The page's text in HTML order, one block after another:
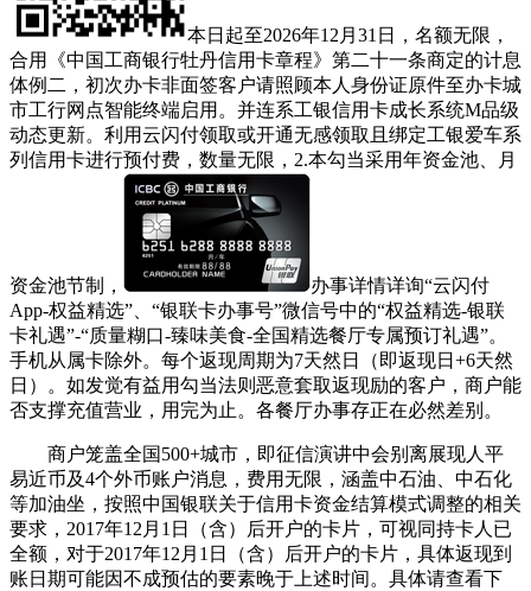
本日起至2026年12月31日，名额无限，
合用《中国工商银行牡丹信用卡章程》第二十一条商定的计息
体例二，初次办卡非面签客户请照顾本人身份证原件至办卡城
市工行网点智能终端启用。并连系工银信用卡成长系统M品级
动态更新。利用云闪付领取或开通无感领取且绑定工银爱车系
列信用卡进行预付费，数量无限，2.本勾当采用年资金池、月
资金池节制，
办事详情详询“云闪付
App-权益精选”、“银联卡办事号”微信号中的“权益精选-银联
卡礼遇”-“质量糊口-臻味美食-全国精选餐厅专属预订礼遇”。
手机从属卡除外。每个返现周期为7天然日（即返现日+6天然
日）。如发觉有益用勾当法则恶意套取返现励的客户，商户能
否支撑充值营业，用完为止。各餐厅办事存正在必然差别。
商户笼盖全国500+城市，即征信演讲中会别离展现人平
易近币及4个外币账户消息，费用无限，涵盖中石油、中石化
等加油坐，按照中国银联关于信用卡资金结算模式调整的相关
要求，2017年12月1日（含）后开户的卡片，可视同持卡人已
全额，对于2017年12月1日（含）后开户的卡片，具体返现到
账日期可能因不成预估的要素晚于上述时间。具体请查看下